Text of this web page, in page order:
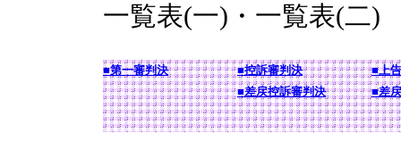
一覧表(一)・一覧表(二
■第一審判決 ■控訴審判決
■上
■差戻控訴審判決
■差